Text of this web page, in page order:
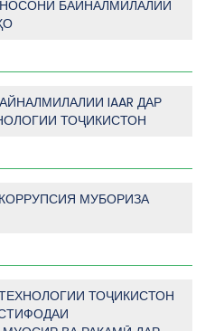
БАЙНАЛМИЛАЛИИ
IAAR ДАР
ТОҶИКИСТОН
МУБОРИЗА
ТОҶИКИСТОН